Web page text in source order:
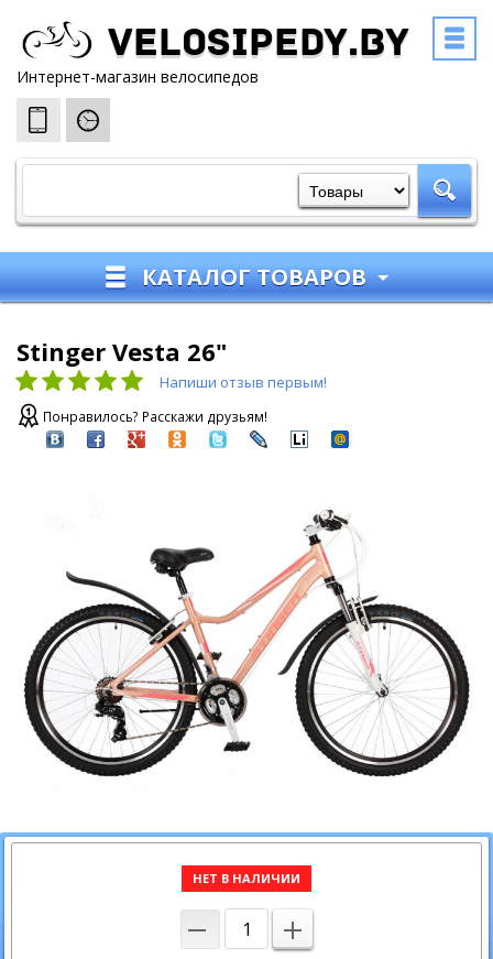
Velosipedy.by
Интернет-магазин велосипедов
КАТАЛОГ ТОВАРОВ
Stinger Vesta 26"
Напиши отзыв первым!
Понравилось? Расскажи друзьям!
НЕТ В НАЛИЧИИ